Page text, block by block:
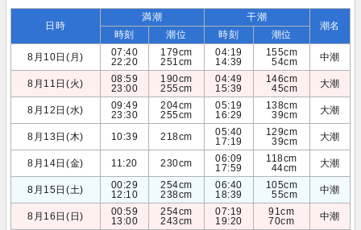
日時
満潮 干潮
潮名
時刻 潮位 時刻
潮位
8月10日(月)
07:40
22:20
179cm
251cm
04:19
14:39
155cm
54cm
中潮
8月11日(火)
08:59
23:00
190cm
255cm
04:49
15:39
146cm
45cm
大潮
8月12日(水)
09:49
23:30
204cm
255cm
05:19
16:29
138cm
39cm
大潮
8月13日(木) 10:39 218cm
05:40
17:19
129cm
39cm
大潮
8月14日(金) 11:20 230cm
06:09
17:59
118cm
44cm
大潮
8月15日(土)
00:29
12:10
254cm
238cm
06:40
18:39
105cm
55cm
中潮
8月16日(日)
00:59
13:00
254cm
243cm
07:19
19:20
91cm
70cm
中潮